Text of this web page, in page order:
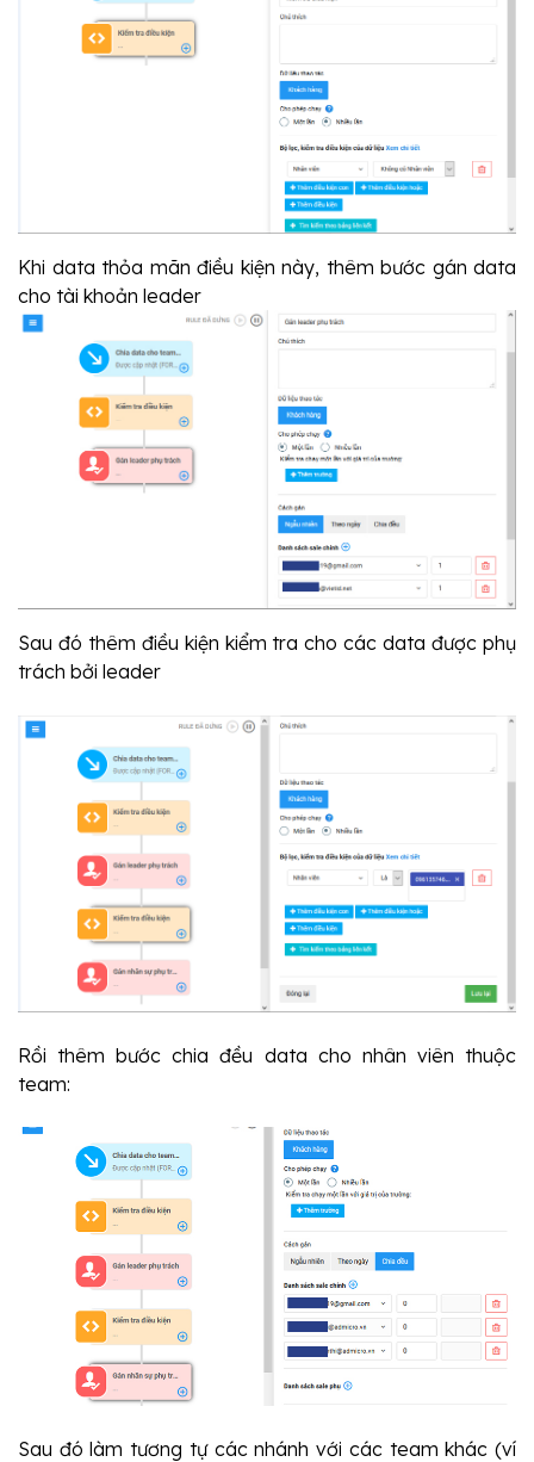
Khi data thỏa mãn điều kiện này, thêm bước gán data
cho tài khoản leader
Sau đó thêm điều kiện kiểm tra cho các data được phụ
trách bởi leader
Rồi thêm bước chia đều data cho nhân viên thuộc
team:
Sau đó làm tương tự các nhánh với các team khác (ví